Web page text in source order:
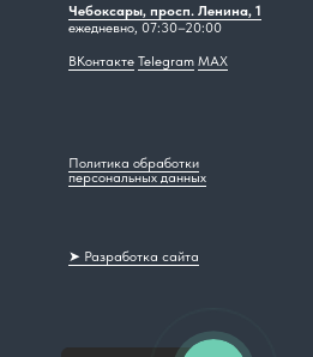
Чебоксары, просп. Ленина, 1
ежедневно, 07:30–20:00
ВКонтакте Telegram MAX
Политика обработки
персональных данных
➤ Разработка сайта